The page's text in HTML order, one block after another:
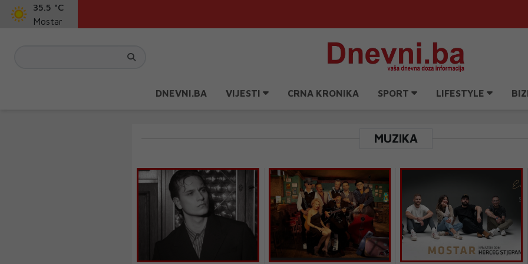
35.5 °C
Mostar
DNEVNI.BA VIJESTI CRNA KRONIKA SPORT LIFESTYLE
MUZIKA